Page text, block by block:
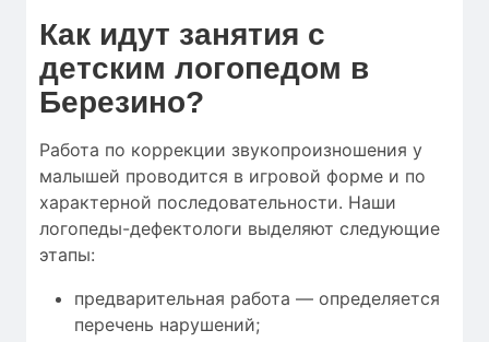
Как идут занятия с
детским логопедом в
Березино?
Работа по коррекции звукопроизношения у
малышей проводится в игровой форме и по
характерной последовательности. Наши
логопеды-дефектологи выделяют следующие
этапы:
предварительная работа — определяется
перечень нарушений;